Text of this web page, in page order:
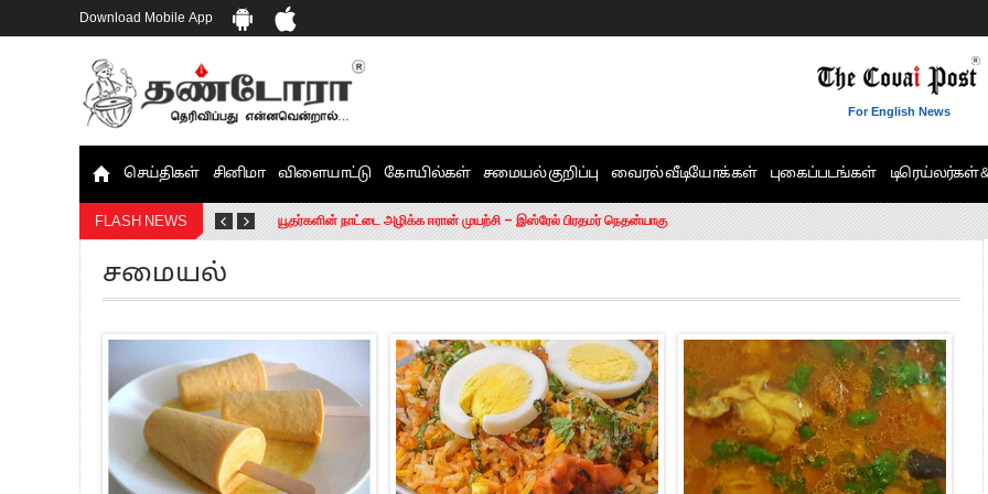
Download Mobile App
For English News
செய்திகள் சினிமா விளையாட்டு கோயில்கள் சமையல் குறிப்பு வைரல் வீடியோக்கள் புகைப்படங்கள் டிரெய்லர்கள்
FLASH NEWS
யூதர்களின் நாட்டை அழிக்க ஈரான் முயற்சி – இஸ்ரேல் பிரதமர் நெதன்யாகு
“மாணவர்கள் நடத்திய மொழிப்போரில் ஸ்டிக்கர் ஒட்டிக்கொண்டது திமுக”- பாமக தலைவர் அன்புமணி ராமதாஸ்
பிரவீன் சக்ரவர்த்தியின் கருத்து காங்கிரஸ் தலைமையின் கருத்து கிடையாது – கார்த்தி சிதம்பரம்
“ஜெயலலிதா அவர்களே என் ரோல் மாடல்” -பிரேமலதா விஜயகாந்த் பேட்டி
ராகுல் காந்தி கைது – தவெக தலைவர் விஜய் கண்டனம்
செத்து சாம்பல் ஆனாலும் தனித்துதான் போட்டி – சீமான்
சமையல்